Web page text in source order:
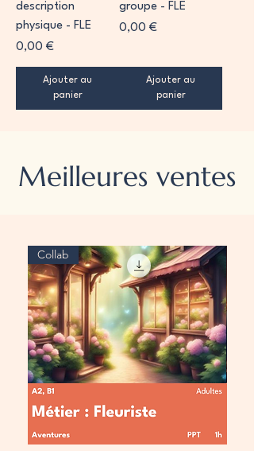
description
physique - FLE
Prix
0,00 €
Ajouter au
panier
groupe - FLE
Prix
0,00 €
Ajouter au
panier
Meilleures ventes
Collab